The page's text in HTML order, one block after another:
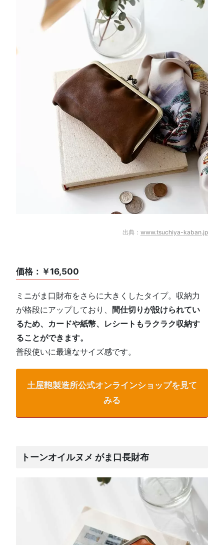
出典： www.tsuchiya-kaban.jp
価格：￥16,500
ミニがま口財布をさらに大きくしたタイプ。収納力
が格段にアップしており、 間仕切りが設けられてい
るため、カードや紙幣、レシートもラクラク収納す
ることができます。
普段使いに最適なサイズ感です。
土屋鞄製造所公式オンラインショップを見て
みる
トーンオイルヌメ がま口長財布